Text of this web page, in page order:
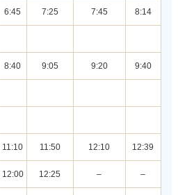
6:45 7:25 7:45 8:14
8:40 9:05 9:20 9:40
11:10 11:50 12:10 12:39
12:00 12:25 – –